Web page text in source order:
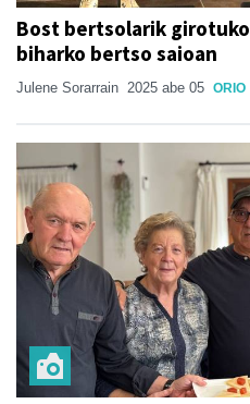
Bost bertsolarik
biharko bertso saioan
Julene Sorarrain 2025 abe 05 ORIO